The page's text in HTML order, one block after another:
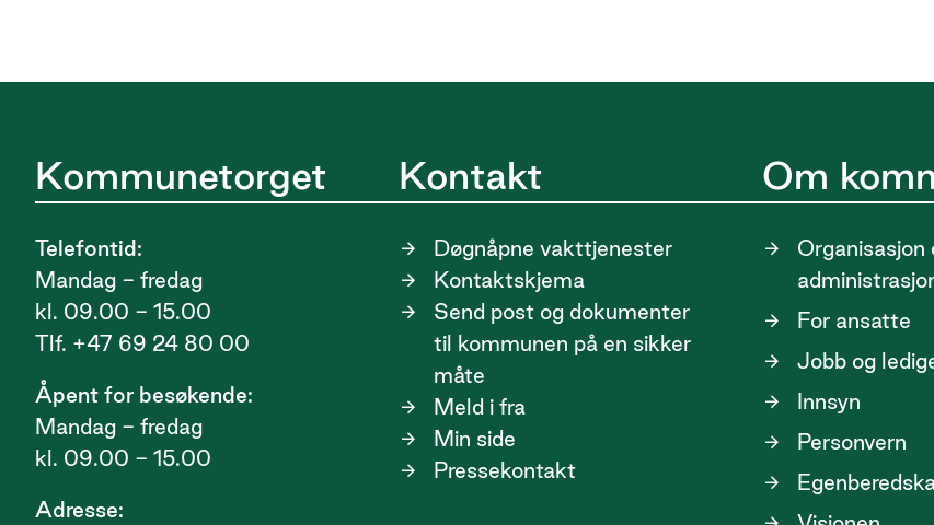
Kommunetorget
Telefontid:
Mandag - fredag
kl. 09.00 - 15.00
Tlf. +47 69 24 80 00
Åpent for besøkende:
Mandag - fredag
kl. 09.00 - 15.00
Adresse:
Kontakt
Døgnåpne vakttjenester
Kontaktskjema
Send post og dokumenter
til kommunen på en sikker
måte
Meld i fra
Min side
Pressekontakt
Om
Organisasjon
For ansatte
Jobb og
Innsyn
Personvern